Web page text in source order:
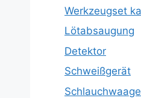
Werkzeugset
Lötabsaugung
Detektor
Schweißgerät